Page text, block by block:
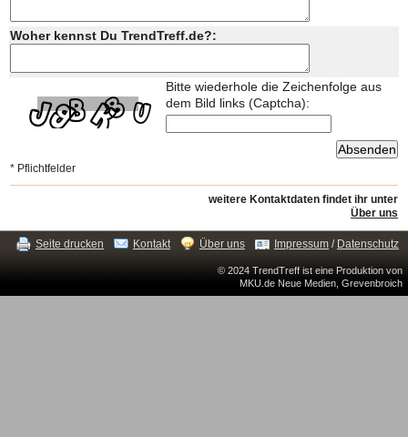
Woher kennst Du TrendTreff.de?:
Bitte wiederhole die Zeichenfolge aus
dem Bild links (Captcha):
* Pflichtfelder
weitere Kontaktdaten findet ihr unter
Über uns
Seite drucken Kontakt Über uns Impressum / Datenschutz
© 2024 TrendTreff ist eine Produktion von
MKU.de Neue Medien, Grevenbroich